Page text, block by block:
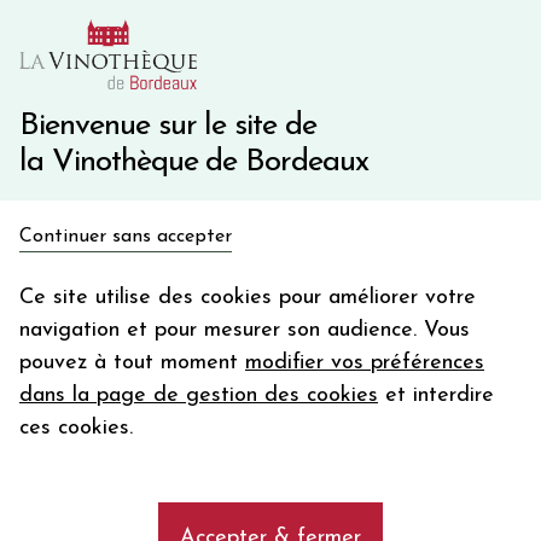
Bienvenue sur le site de
la Vinothèque de Bordeaux
Continuer sans accepter
Ce site utilise des cookies pour améliorer votre
navigation et pour mesurer son audience. Vous
pouvez à tout moment modifier vos préférences
dans la page de gestion des cookies et interdire
ces cookies.
10€ de remise immédiate sur votre première commande
Une question ?
Découvrez notre sélection de vins
rouges de l'appellation (AOC) Pauillac
Les vins rouges de l'appellation (AOC)
en bon d'achat
Votre
email
En m’abonnant, j’accepte de recevoir la newsletter de la